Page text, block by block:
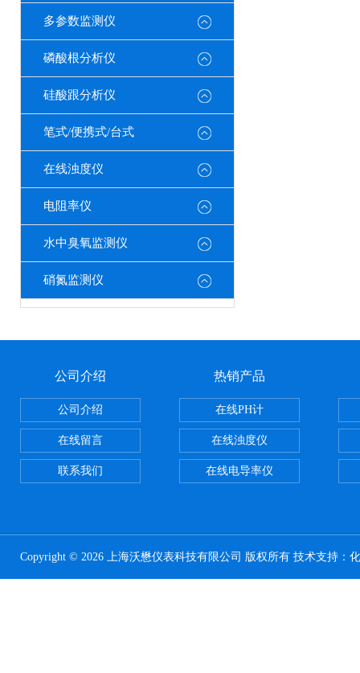
多参数监测仪
磷酸根分析仪
硅酸跟分析仪
笔式/便携式/台式
在线浊度仪
电阻率仪
水中臭氧监测仪
硝氮监测仪
公司介绍
公司介绍
在线留言
联系我们
热销产品
在线PH计
在线浊度仪
在线电导率仪
Copyright © 2026 上海沃懋仪表科技有限公司 版权所有 技术支持：